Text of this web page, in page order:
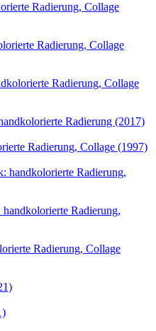
Radierung, Collage
Radierung, Collage
Radierung, Collage
Radierung (2017)
Radierung, Collage (1997)
handkolorierte Radierung,
handkolorierte Radierung,
Radierung, Collage